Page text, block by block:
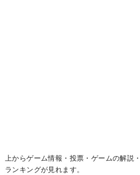
上からゲーム情報・投票・ゲームの解説
ランキングが見れます。